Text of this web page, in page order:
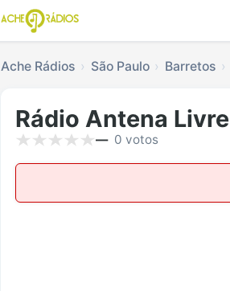
Ache Rádios São Paulo Barretos
Rádio Antena
— 0 votos